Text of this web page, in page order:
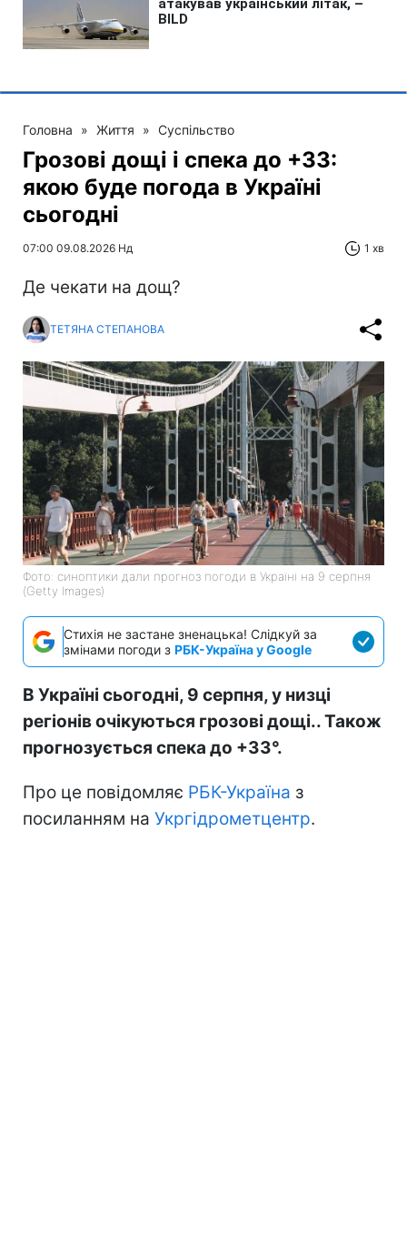
Головна » Життя » Суспільство
Грозові дощі і спека до +33:
якою буде погода в Україні
сьогодні
07:00 09.08.2026 Нд 1 хв
Де чекати на дощ?
ТЕТЯНА СТЕПАНОВА
Фото: синоптики дали прогноз погоди в Україні на 9 серпня
(Getty Images)
Стихія не застане зненацька! Слідкуй за
змінами погоди з РБК-Україна у Google
В Україні сьогодні, 9 серпня, у низці
регіонів очікуються грозові дощі.. Також
прогнозується спека до +33°.
Про це повідомляє РБК-Україна з
посиланням на Укргідрометцентр.